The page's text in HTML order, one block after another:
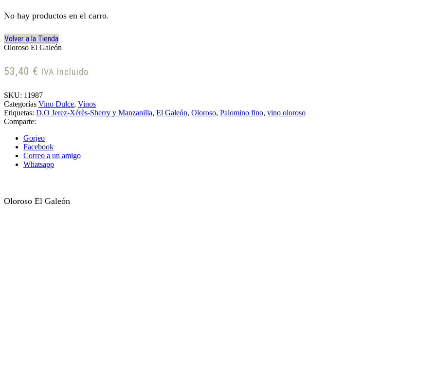
No hay productos en el carro.
Volver a la Tienda
Oloroso El Galeón
53,40 € IVA Incluido
SKU: 11987
Categorías Vino Dulce, Vinos
Etiquetas: D.O Jerez-Xérès-Sherry y Manzanilla, El Galeón, Oloroso, Palomino fino, vino oloroso
Comparte:
Gorjeo
Facebook
Correo a un amigo
Whatsapp
Oloroso El Galeón